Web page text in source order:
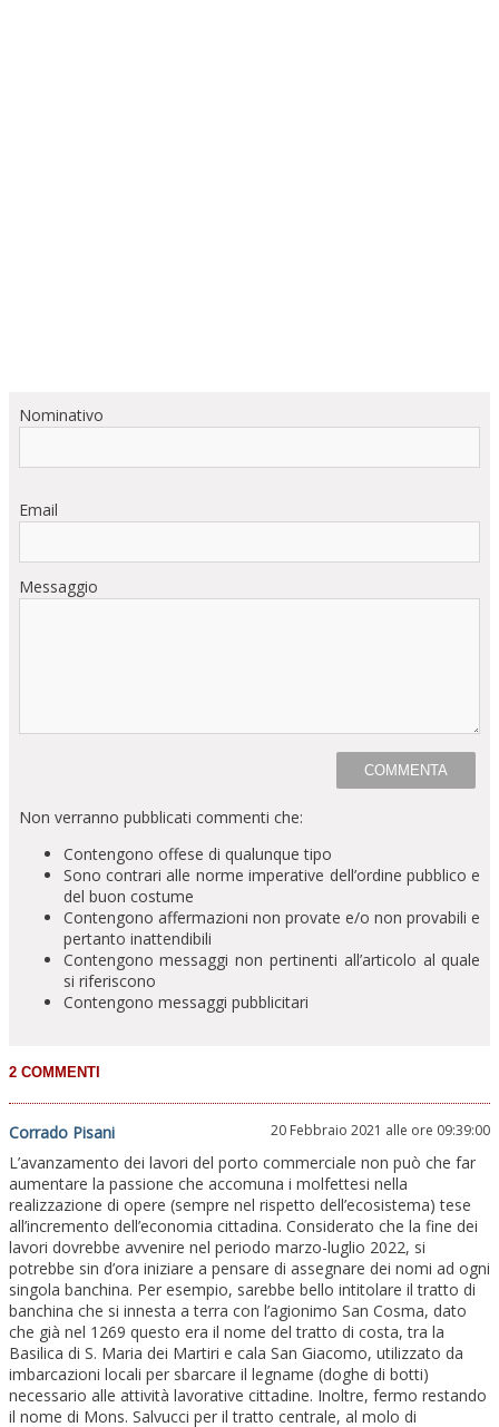
Nominativo
Email
Messaggio
Non verranno pubblicati commenti che:
Contengono offese di qualunque tipo
Sono contrari alle norme imperative dell’ordine pubblico e
del buon costume
Contengono affermazioni non provate e/o non provabili e
pertanto inattendibili
Contengono messaggi non pertinenti all’articolo al quale
si riferiscono
Contengono messaggi pubblicitari
Corrado Pisani 20 Febbraio 2021 alle ore 09:39:00
L’avanzamento dei lavori del porto commerciale non può che far
aumentare la passione che accomuna i molfettesi nella
realizzazione di opere (sempre nel rispetto dell’ecosistema) tese
all’incremento dell’economia cittadina. Considerato che la fine dei
lavori dovrebbe avvenire nel periodo marzo-luglio 2022, si
potrebbe sin d’ora iniziare a pensare di assegnare dei nomi ad ogni
singola banchina. Per esempio, sarebbe bello intitolare il tratto di
banchina che si innesta a terra con l’agionimo San Cosma, dato
che già nel 1269 questo era il nome del tratto di costa, tra la
Basilica di S. Maria dei Martiri e cala San Giacomo, utilizzato da
imbarcazioni locali per sbarcare il legname (doghe di botti)
necessario alle attività lavorative cittadine. Inoltre, fermo restando
il nome di Mons. Salvucci per il tratto centrale, al molo di